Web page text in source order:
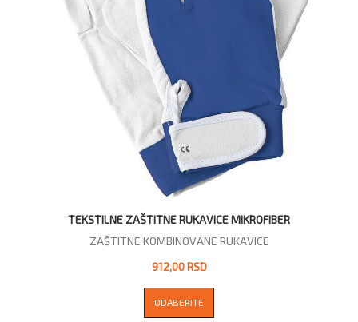
TEKSTILNE ZAŠTITNE RUKAVICE MIKROFIBER
ZAŠTITNE KOMBINOVANE RUKAVICE
912,00 RSD
ODABERITE